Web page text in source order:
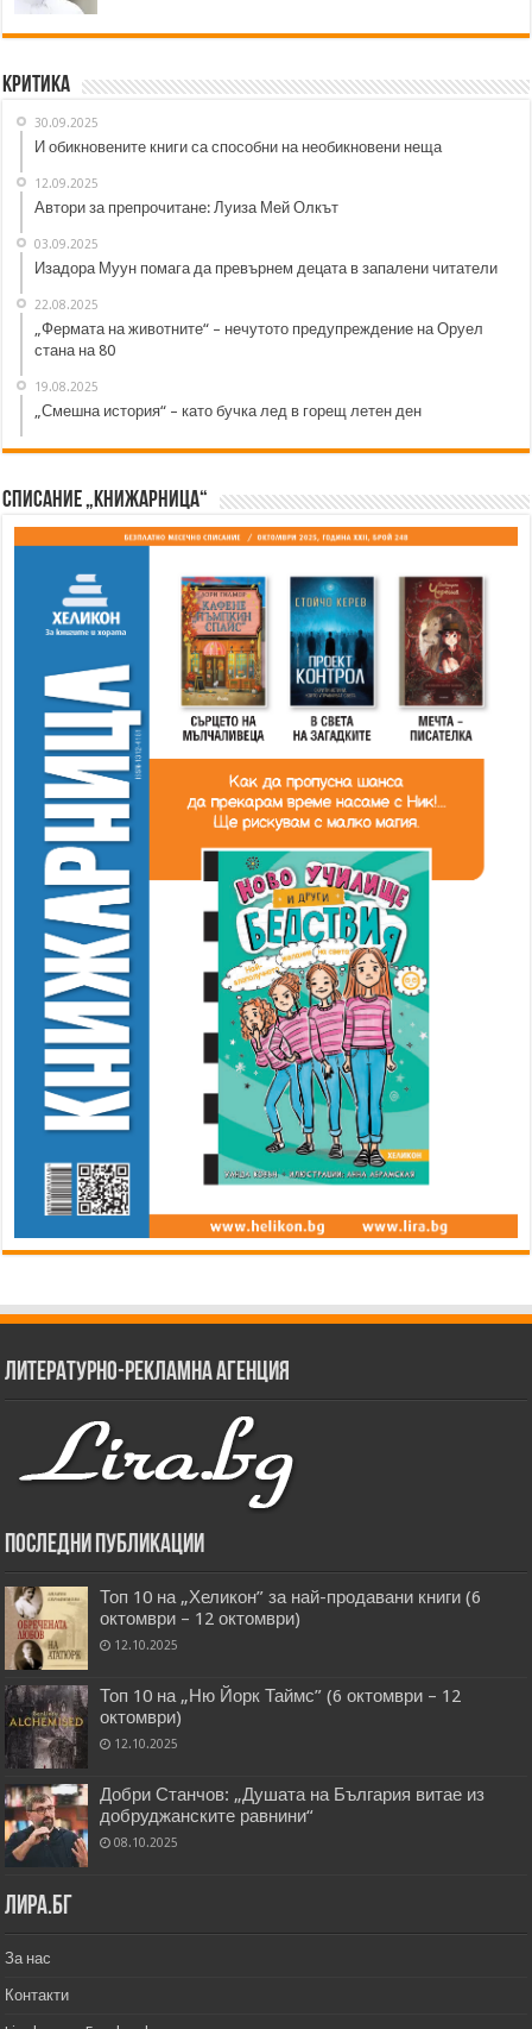
Критика
30.09.2025
И обикновените книги са способни на необикновени неща
12.09.2025
Автори за препрочитане: Луиза Мей Олкът
03.09.2025
Изадора Муун помага да превърнем децата в запалени читатели
22.08.2025
„Фермата на животните“ – нечутото предупреждение на Оруел
стана на 80
19.08.2025
„Смешна история“ – като бучка лед в горещ летен ден
Списание „Книжарница“
Литературно-рекламна агенция
Последни публикации
Топ 10 на „Хеликон” за най-продавани книги (6
октомври – 12 октомври)
12.10.2025
Топ 10 на „Ню Йорк Таймс” (6 октомври – 12
октомври)
12.10.2025
Добри Станчов: „Душата на България витае из
добруджанските равнини“
08.10.2025
Лира.бг
За нас
Контакти